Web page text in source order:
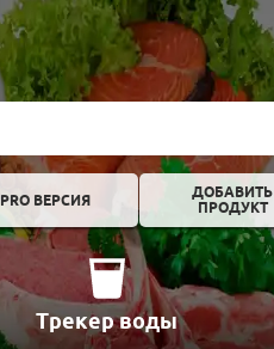
PRO ВЕРСИЯ
ДОБАВИТЬ
ПРОДУКТ
Трекер воды